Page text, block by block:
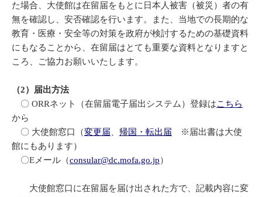
た場合、大使館は在留届をもとに日本人被害（被災）者の有
無を確認し、安否確認を行います。また、当地での長期的な
教育・医療・安全等の対策を政府が検討するための基礎資料
にもなることから、在留届はとても重要な資料となりますと
ころ、ご協力お願いいたします。
（2）届出方法
〇 ORRネット（在留届電子届出システム）登録はこちら
から
〇 大使館窓口（変更届、 帰国・転出届 ※届出書は大使
館にもあります）
〇Eメール（consular@dc.mofa.go.jp）
大使館窓口に在留届を届け出された方で、記載内容に変